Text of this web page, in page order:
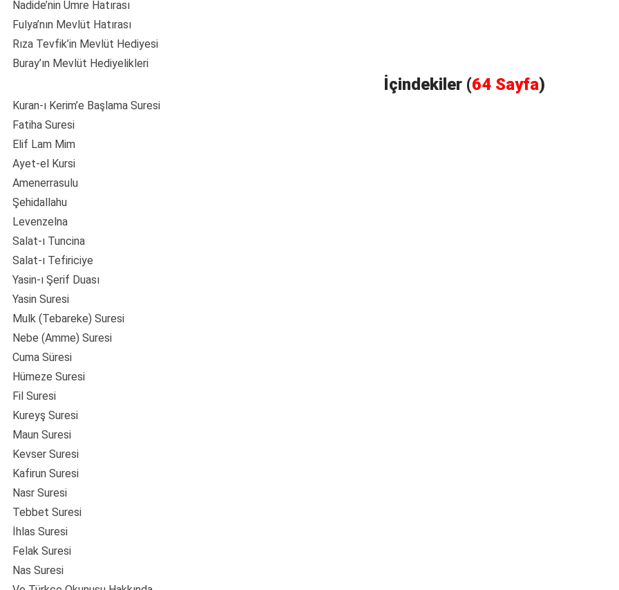
Nadide’nin Umre Hatırası
Fulya’nın Mevlüt Hatırası
Rıza Tevfik’in Mevlüt Hediyesi
Buray’ın Mevlüt Hediyelikleri
İçindekiler (64 Sayfa)
Kuran-ı Kerim’e Başlama Suresi
Fatiha Suresi
Elif Lam Mim
Ayet-el Kursi
Amenerrasulu
Şehidallahu
Levenzelna
Salat-ı Tuncina
Salat-ı Tefiriciye
Yasin-ı Şerif Duası
Yasin Suresi
Mulk (Tebareke) Suresi
Nebe (Amme) Suresi
Cuma Süresi
Hümeze Suresi
Fil Suresi
Kureyş Suresi
Maun Suresi
Kevser Suresi
Kafirun Suresi
Nasr Suresi
Tebbet Suresi
İhlas Suresi
Felak Suresi
Nas Suresi